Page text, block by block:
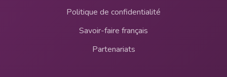
Politique de confidentialité
Savoir-faire français
Partenariats